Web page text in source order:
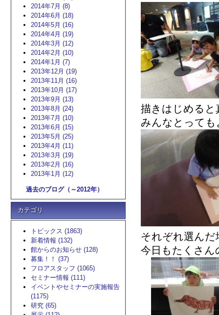
2014年7月 (8)
2014年6月 (18)
2014年5月 (16)
2014年4月 (19)
2014年3月 (12)
2014年2月 (10)
2014年1月 (7)
2013年12月 (19)
2013年11月 (16)
2013年10月 (17)
2013年9月 (13)
2013年8月 (24)
2013年7月 (10)
2013年6月 (15)
2013年5月 (25)
2013年4月 (11)
2013年3月 (19)
2013年2月 (16)
2013年1月 (12)
過去のブログ（～2012年）
カテゴリ
トピックス (1863)
新着情報 (132)
館からのお知らせ (128)
募集！！ (37)
フロアスタッフ (1065)
セミナー情報 (111)
イベントやセミナーの実施報告
(1175)
研究 (65)
描きはじめると
みんなとって
それぞれ選ん
今日もたくさ